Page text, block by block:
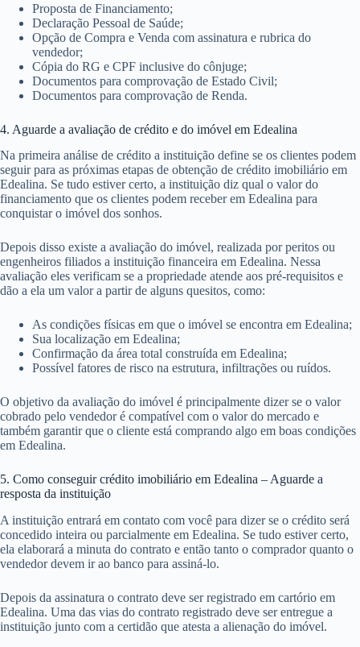
Proposta de Financiamento;
Declaração Pessoal de Saúde;
Opção de Compra e Venda com assinatura e rubrica do
vendedor;
Cópia do RG e CPF inclusive do cônjuge;
Documentos para comprovação de Estado Civil;
Documentos para comprovação de Renda.
4. Aguarde a avaliação de crédito e do imóvel em Edealina
Na primeira análise de crédito a instituição define se os clientes podem
seguir para as próximas etapas de obtenção de crédito imobiliário em
Edealina. Se tudo estiver certo, a instituição diz qual o valor do
financiamento que os clientes podem receber em Edealina para
conquistar o imóvel dos sonhos.
Depois disso existe a avaliação do imóvel, realizada por peritos ou
engenheiros filiados a instituição financeira em Edealina. Nessa
avaliação eles verificam se a propriedade atende aos pré-requisitos e
dão a ela um valor a partir de alguns quesitos, como:
As condições físicas em que o imóvel se encontra em Edealina;
Sua localização em Edealina;
Confirmação da área total construída em Edealina;
Possível fatores de risco na estrutura, infiltrações ou ruídos.
O objetivo da avaliação do imóvel é principalmente dizer se o valor
cobrado pelo vendedor é compatível com o valor do mercado e
também garantir que o cliente está comprando algo em boas condições
em Edealina.
5. Como conseguir crédito imobiliário em Edealina – Aguarde a
resposta da instituição
A instituição entrará em contato com você para dizer se o crédito será
concedido inteira ou parcialmente em Edealina. Se tudo estiver certo,
ela elaborará a minuta do contrato e então tanto o comprador quanto o
vendedor devem ir ao banco para assiná-lo.
Depois da assinatura o contrato deve ser registrado em cartório em
Edealina. Uma das vias do contrato registrado deve ser entregue a
instituição junto com a certidão que atesta a alienação do imóvel.